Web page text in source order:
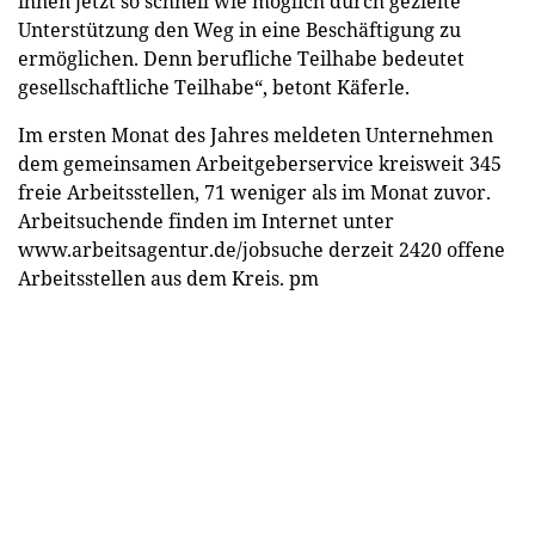
Unterstützung den Weg in eine Beschäftigung zu
ermöglichen. Denn berufliche Teilhabe bedeutet
gesellschaftliche Teilhabe“, betont Käferle.
Im ersten Monat des Jahres meldeten Unternehmen
dem gemeinsamen Arbeitgeberservice kreisweit 345
freie Arbeitsstellen, 71 weniger als im Monat zuvor.
Arbeitsuchende finden im Internet unter
www.arbeitsagentur.de/jobsuche derzeit 2420 offene
Arbeitsstellen aus dem Kreis. pm